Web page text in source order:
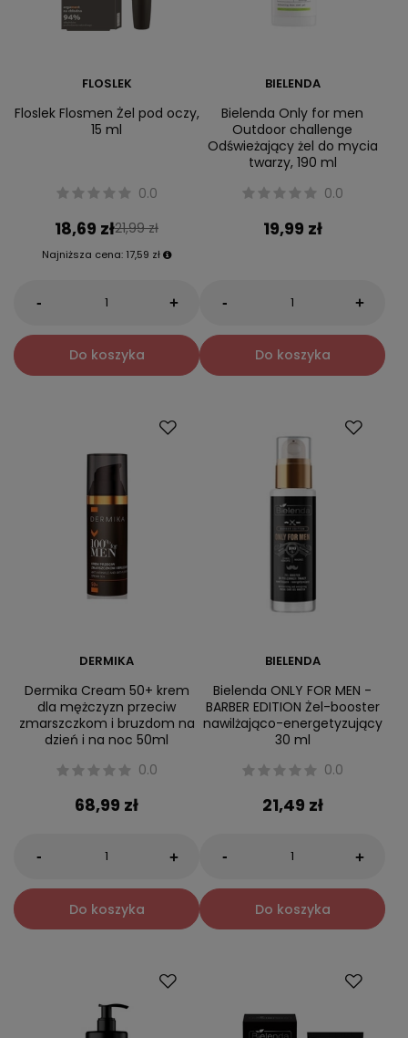
FLOSLEK
Floslek Flosmen Żel pod oczy,
15 ml
0.0
18,69 zł21,99 zł
Najniższa cena: 17,59 zł
- +
Do koszyka
BIELENDA
Bielenda Only for men
Outdoor challenge
Odświeżający żel do mycia
twarzy, 190 ml
0.0
19,99 zł
- +
Do koszyka
DERMIKA
Dermika Cream 50+ krem
dla mężczyzn przeciw
zmarszczkom i bruzdom na
dzień i na noc 50ml
0.0
68,99 zł
- +
Do koszyka
BIELENDA
Bielenda ONLY FOR MEN -
BARBER EDITION Żel-booster
nawilżająco-energetyzujący
30 ml
0.0
21,49 zł
- +
Do koszyka